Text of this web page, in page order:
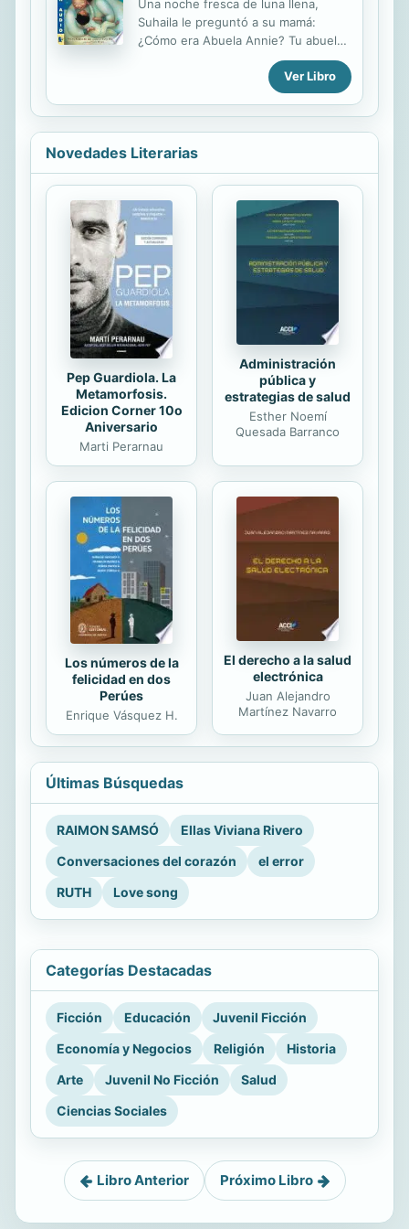
encontrará con una sorpresa
mayúscula....
Una noche fresca de luna llena,
Suhaila le preguntó a su mamá:
¿Cómo era Abuela Annie? Tu abuela
era como la Luna le contestó su
mamá. Llena, suave, curiosa. Tu
abuela rodearía el mundo entero con
sus brazos si fuera posible. Este
libro electrónico con audio es
especialmente leído por la
noche adornada de estrellas, Suhaila
ve realizado el sueño de conocer a
su abuela cuando una escalera
dorada aparece en su ventana y
Abuela Annie, tendiéndole sus
brazos, invita a Suhaila a una
maravillosa aventura. De la mano de
Ver Libro
Novedades Literarias
Pep Guardiola. La
Metamorfosis.
Edicion Corner 10o
Aniversario
Marti Perarnau
Administración
pública y
estrategias de salud
Esther Noemí
Quesada Barranco
Los números de la
felicidad en dos
Perúes
Enrique Vásquez H.
El derecho a la salud
electrónica
Juan Alejandro
Martínez Navarro
Últimas Búsquedas
RAIMON SAMSÓ
Ellas Viviana Rivero
Conversaciones del corazón
el error
RUTH
Love song
Categorías Destacadas
Ficción Educación
Juvenil Ficción
Economía y Negocios
Religión
Historia
Arte
Juvenil No Ficción
Salud
Ciencias Sociales
Libro Anterior Próximo Libro